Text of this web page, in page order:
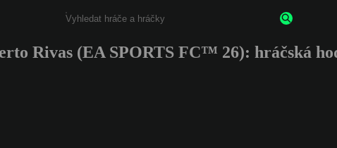
Enter a minimum of 3 characters or numbers
Rivas (EA SPORTS FC™ 26): hráčská